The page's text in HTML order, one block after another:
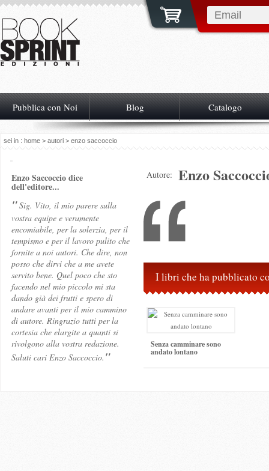
Pubblica con Noi Blog Catalogo
sei in : home > autori > enzo saccoccio
Enzo Saccoccio dice
dell'editore...
"Sig. Vito, il mio parere sulla
vostra equipe e veramente
encomiabile, per la solerzia, per il
tempismo e per il lavoro pulito che
fornite a noi autori. Che dire, non
posso che dirvi che a me avete
servito bene. Quel poco che sto
facendo nel mio piccolo mi sta
dando già dei frutti e spero di
andare avanti per il mio cammino
di autore. Ringrazio tutti per la
cortesia che elargite a quanti si
rivolgono alla vostra redazione.
Saluti cari Enzo Saccoccio. "
Autore: Enzo
I libri che ha pubblicato
Senza camminare sono
andato lontano